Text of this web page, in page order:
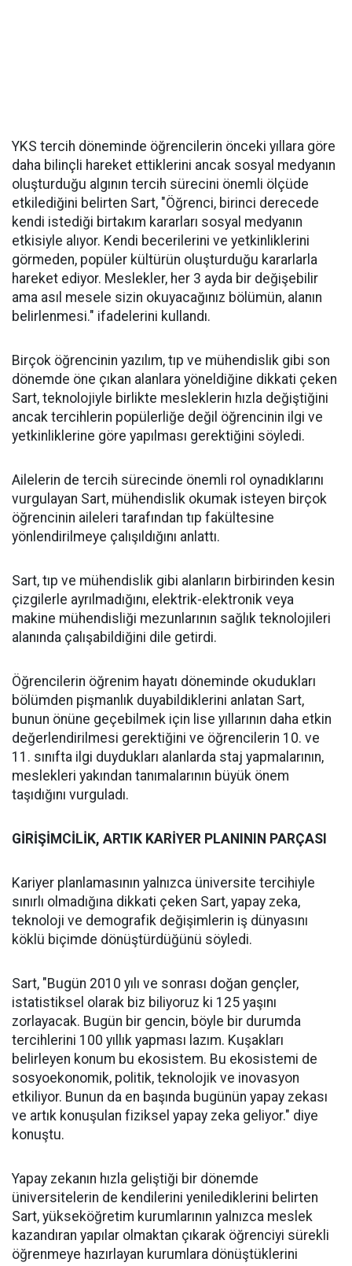
YKS tercih döneminde öğrencilerin önceki yıllara göre
daha bilinçli hareket ettiklerini ancak sosyal medyanın
oluşturduğu algının tercih sürecini önemli ölçüde
etkilediğini belirten Sart, "Öğrenci, birinci derecede
kendi istediği birtakım kararları sosyal medyanın
etkisiyle alıyor. Kendi becerilerini ve yetkinliklerini
görmeden, popüler kültürün oluşturduğu kararlarla
hareket ediyor. Meslekler, her 3 ayda bir değişebilir
ama asıl mesele sizin okuyacağınız bölümün, alanın
belirlenmesi." ifadelerini kullandı.
Birçok öğrencinin yazılım, tıp ve mühendislik gibi son
dönemde öne çıkan alanlara yöneldiğine dikkati çeken
Sart, teknolojiyle birlikte mesleklerin hızla değiştiğini
ancak tercihlerin popülerliğe değil öğrencinin ilgi ve
yetkinliklerine göre yapılması gerektiğini söyledi.
Ailelerin de tercih sürecinde önemli rol oynadıklarını
vurgulayan Sart, mühendislik okumak isteyen birçok
öğrencinin aileleri tarafından tıp fakültesine
yönlendirilmeye çalışıldığını anlattı.
Sart, tıp ve mühendislik gibi alanların birbirinden kesin
çizgilerle ayrılmadığını, elektrik-elektronik veya
makine mühendisliği mezunlarının sağlık teknolojileri
alanında çalışabildiğini dile getirdi.
Öğrencilerin öğrenim hayatı döneminde okudukları
bölümden pişmanlık duyabildiklerini anlatan Sart,
bunun önüne geçebilmek için lise yıllarının daha etkin
değerlendirilmesi gerektiğini ve öğrencilerin 10. ve
11. sınıfta ilgi duydukları alanlarda staj yapmalarının,
meslekleri yakından tanımalarının büyük önem
taşıdığını vurguladı.
GİRİŞİMCİLİK, ARTIK KARİYER PLANININ PARÇASI
Kariyer planlamasının yalnızca üniversite tercihiyle
sınırlı olmadığına dikkati çeken Sart, yapay zeka,
teknoloji ve demografik değişimlerin iş dünyasını
köklü biçimde dönüştürdüğünü söyledi.
Sart, "Bugün 2010 yılı ve sonrası doğan gençler,
istatistiksel olarak biz biliyoruz ki 125 yaşını
zorlayacak. Bugün bir gencin, böyle bir durumda
tercihlerini 100 yıllık yapması lazım. Kuşakları
belirleyen konum bu ekosistem. Bu ekosistemi de
sosyoekonomik, politik, teknolojik ve inovasyon
etkiliyor. Bunun da en başında bugünün yapay zekası
ve artık konuşulan fiziksel yapay zeka geliyor." diye
konuştu.
Yapay zekanın hızla geliştiği bir dönemde
üniversitelerin de kendilerini yenilediklerini belirten
Sart, yükseköğretim kurumlarının yalnızca meslek
kazandıran yapılar olmaktan çıkarak öğrenciyi sürekli
öğrenmeye hazırlayan kurumlara dönüştüklerini